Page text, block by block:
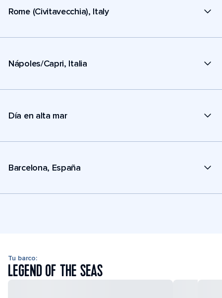
Rome (Civitavecchia), Italy
Nápoles/Capri, Italia
Día en alta mar
Barcelona, España
Tu barco:
LEGEND OF THE SEAS